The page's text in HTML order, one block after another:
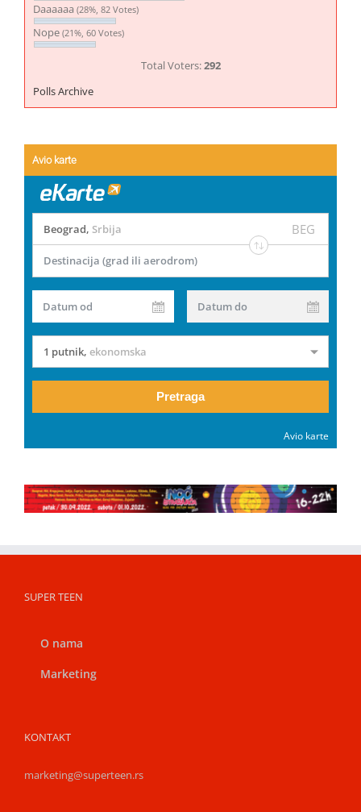
Daaaaaa (28%, 82 Votes)
Nope (21%, 60 Votes)
Total Voters:292
Polls Archive
Avio karte
Beograd, Srbija BEG
Destinacija (grad ili aerodrom)
Datum od Datum do
1 putnik, ekonomska
Pretraga
Avio karte
SUPER TEEN
O nama
Marketing
KONTAKT
marketing@superteen.rs